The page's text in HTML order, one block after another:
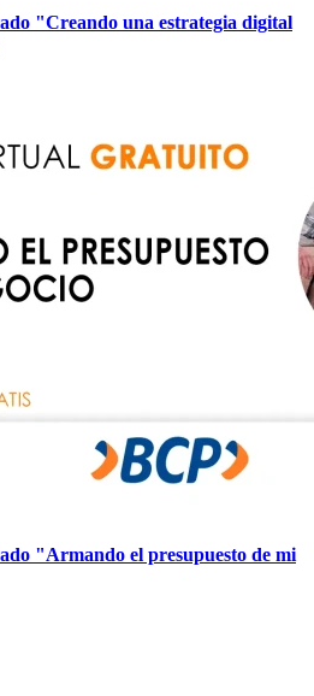
"Creando una estrategia digital
"Armando el presupuesto de mi